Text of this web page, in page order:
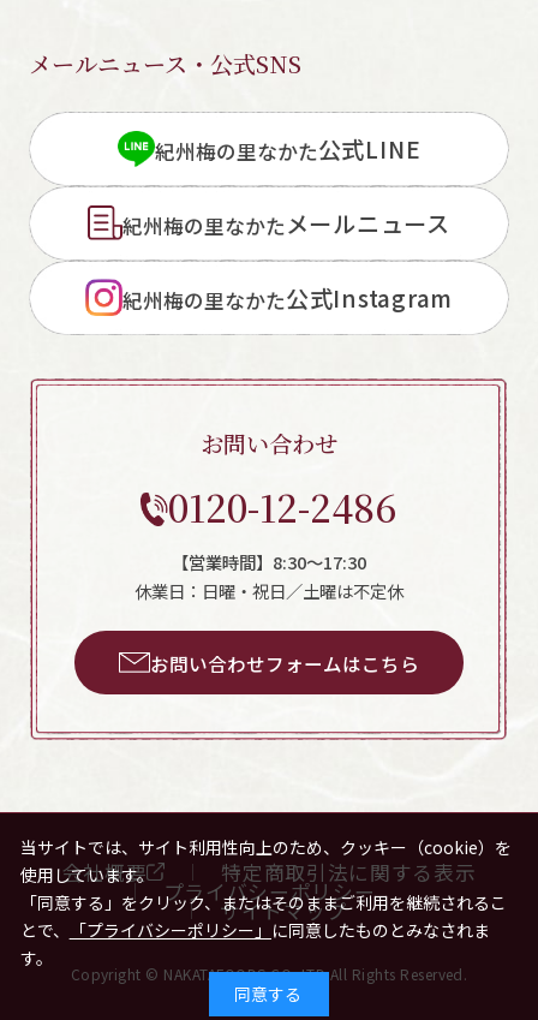
閉じる
メールニュース・公式SNS
紀州梅の里なかた公式LINE
紀州梅の里なかたメールニュース
紀州梅の里なかた公式Instagram
お問い合わせ
0120-12-2486
【営業時間】8:30～17:30
休業日：日曜・祝日／土曜は不定休
お問い合わせフォームはこちら
会社概要 特定商取引法に関する表示
プライバシーポリシー
サイトマップ
Copyright © NAKATAFOODS.CO.,LTD All Rights Reserved.
当サイトでは、サイト利用性向上のため、クッキー（cookie）を
使用しています。
「同意する」をクリック、またはそのままご利用を継続されるこ
とで、
「プライバシーポリシー」 に同意したものとみなされま
す。
同意する